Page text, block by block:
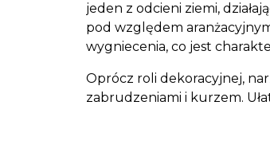
jeden z odcieni ziemi,
pod względem
wygniecenia, co jest
Oprócz roli dekoracyjnej,
zabrudzeniami i kurzem.